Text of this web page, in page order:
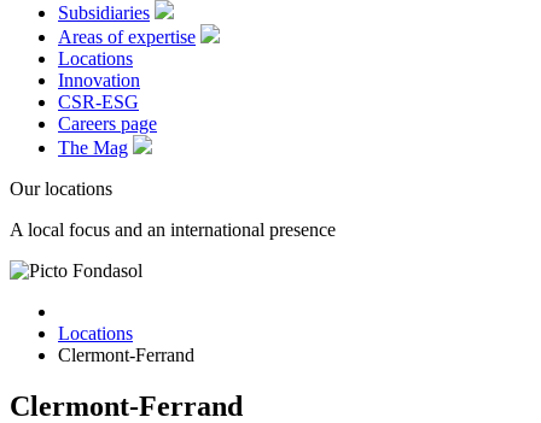
Subsidiaries
Areas of expertise
Locations
Innovation
CSR-ESG
Careers page
The Mag
Our locations
A local focus and an international presence
Locations
Clermont-Ferrand
Clermont-Ferrand